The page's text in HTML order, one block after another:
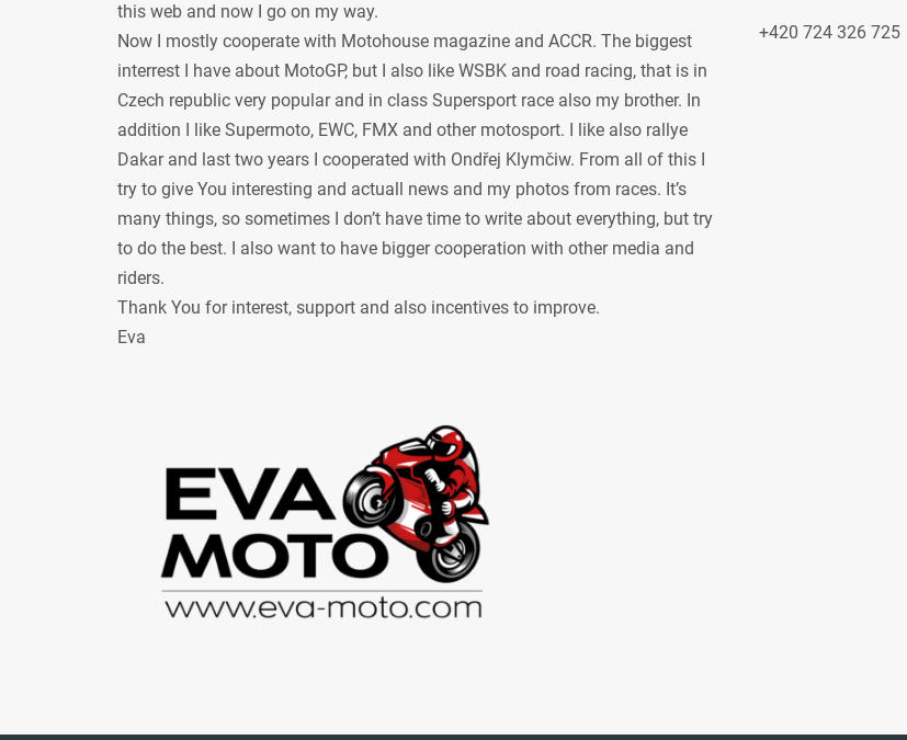
this web and now I go on my way.
Now I mostly cooperate with Motohouse magazine and ACCR. The biggest
interrest I have about MotoGP, but I also like WSBK and road racing, that is in
Czech republic very popular and in class Supersport race also my brother. In
addition I like Supermoto, EWC, FMX and other motosport. I like also rallye
Dakar and last two years I cooperated with Ondřej Klymčiw. From all of this I
try to give You interesting and actuall news and my photos from races. It’s
many things, so sometimes I don’t have time to write about everything, but try
to do the best. I also want to have bigger cooperation with other media and
riders.
Thank You for interest, support and also incentives to improve.
Eva
+420 724 326 725